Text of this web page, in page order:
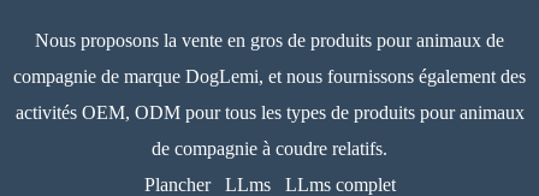
Nourriture Tibétain,
Lavable En Machine
Nous proposons la vente en gros de produits pour animaux de
compagnie de marque DogLemi, et nous fournissons également des
activités OEM, ODM pour tous les types de produits pour animaux
de compagnie à coudre relatifs.
Plancher
LLms LLms complet